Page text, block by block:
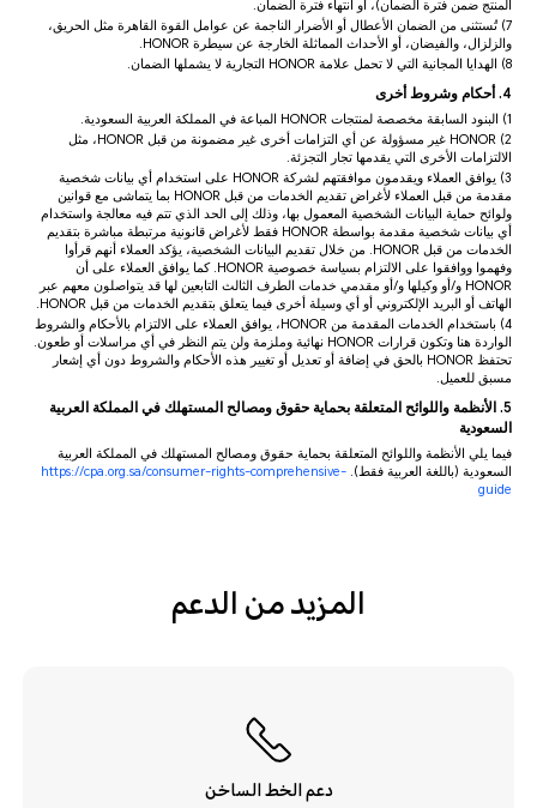
المنتج ضمن فترة الضمان)، أو انتهاء فترة الضمان.
7) تُستثنى من الضمان الأعطال أو الأضرار الناجمة عن عوامل القوة القاهرة مثل الحريق،
والزلزال، والفيضان، أو الأحداث المماثلة الخارجة عن سيطرة HONOR.
8) الهدايا المجانية التي لا تحمل علامة HONOR التجارية لا يشملها الضمان.
4. أحكام وشروط أخرى
1) البنود السابقة مخصصة لمنتجات HONOR المباعة في المملكة العربية السعودية.
2) HONOR غير مسؤولة عن أي التزامات أخرى غير مضمونة من قبل HONOR، مثل
الالتزامات الأخرى التي يقدمها تجار التجزئة.
3) يوافق العملاء ويقدمون موافقتهم لشركة HONOR على استخدام أي بيانات شخصية
مقدمة من قبل العملاء لأغراض تقديم الخدمات من قبل HONOR بما يتماشى مع قوانين
ولوائح حماية البيانات الشخصية المعمول بها، وذلك إلى الحد الذي تتم فيه معالجة واستخدام
أي بيانات شخصية مقدمة بواسطة HONOR فقط لأغراض قانونية مرتبطة مباشرة بتقديم
الخدمات من قبل HONOR. من خلال تقديم البيانات الشخصية، يؤكد العملاء أنهم قرأوا
وفهموا ووافقوا على الالتزام بسياسة خصوصية HONOR. كما يوافق العملاء على أن
HONOR و/أو وكيلها و/أو مقدمي خدمات الطرف الثالث التابعين لها قد يتواصلون معهم عبر
الهاتف أو البريد الإلكتروني أو أي وسيلة أخرى فيما يتعلق بتقديم الخدمات من قبل HONOR.
4) باستخدام الخدمات المقدمة من HONOR، يوافق العملاء على الالتزام بالأحكام والشروط
الواردة هنا وتكون قرارات HONOR نهائية وملزمة ولن يتم النظر في أي مراسلات أو طعون.
تحتفظ HONOR بالحق في إضافة أو تعديل أو تغيير هذه الأحكام والشروط دون أي إشعار
مسبق للعميل.
5. الأنظمة واللوائح المتعلقة بحماية حقوق ومصالح المستهلك في المملكة العربية
السعودية
فيما يلي الأنظمة واللوائح المتعلقة بحماية حقوق ومصالح المستهلك في المملكة العربية
السعودية (باللغة العربية فقط).https://cpa.org.sa/consumer-rights-comprehensive-
guide
المزيد من الدعم
دعم الخط الساخن